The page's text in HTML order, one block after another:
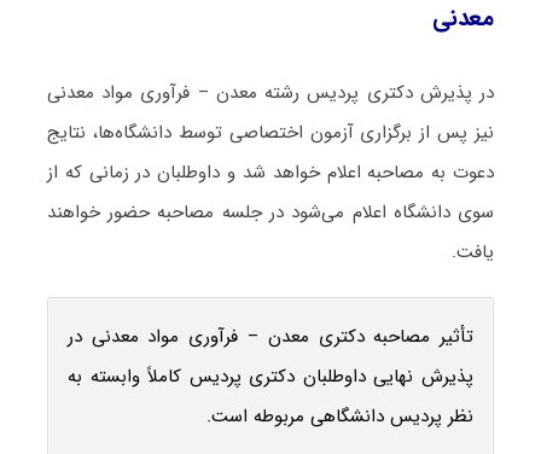
معدنی
در پذیرش دکتری پردیس رشته معدن – فرآوری مواد معدنی
نیز پس از برگزاری آزمون اختصاصی توسط دانشگاه‌ها، نتایج
دعوت به مصاحبه اعلام خواهد شد و داوطلبان در زمانی که از
سوی دانشگاه اعلام می‌شود در جلسه مصاحبه حضور خواهند
یافت.
تأثیر مصاحبه دکتری معدن – فرآوری مواد معدنی در
پذیرش نهایی داوطلبان دکتری پردیس کاملاً وابسته به
نظر پردیس دانشگاهی مربوطه است.